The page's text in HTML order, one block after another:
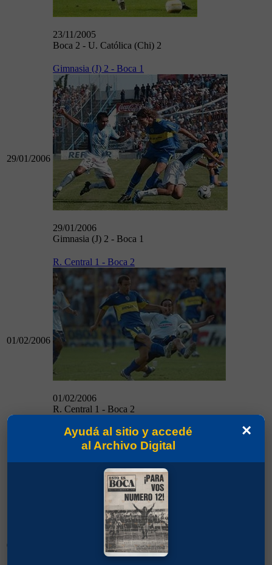
23/11/2005
Boca 2 - U. Católica (Chi) 2
29/01/2006
Gimnasia (J) 2 - Boca 1
29/01/2006
Gimnasia (J) 2 - Boca 1
01/02/2006
R. Central 1 - Boca 2
01/02/2006
R. Central 1 - Boca 2
05/02/2006
Boca 3 - Lanús 0 ×
Ayudá al sitio y accedé
al Archivo Digital